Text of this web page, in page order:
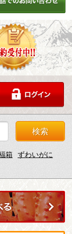
検索
箱 ずわいがに